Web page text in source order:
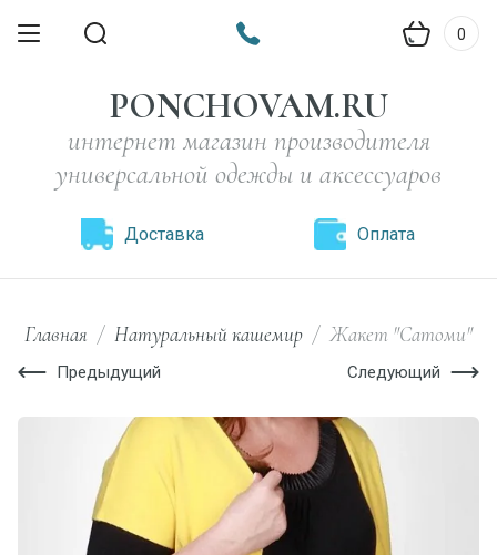
0
PONCHOVAM.RU
интернет магазин производителя
универсальной одежды и аксессуаров
Доставка Оплата
Главная / Натуральный кашемир / Жакет "Сатоми"
Предыдущий Следующий